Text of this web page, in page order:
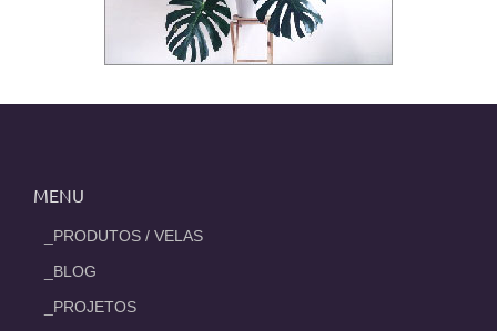
MENU
_PRODUTOS / VELAS
_BLOG
_PROJETOS